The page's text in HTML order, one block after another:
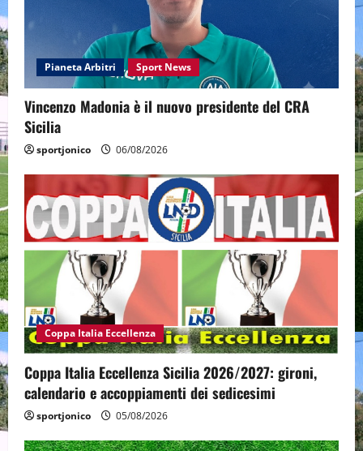
Pianeta Arbitri Sport News
Vincenzo Madonia è il nuovo presidente del CRA
Sicilia
sportjonico 06/08/2026
Coppa Italia Eccellenza
Coppa Italia Eccellenza Sicilia 2026/2027: gironi,
calendario e accoppiamenti dei sedicesimi
sportjonico 05/08/2026